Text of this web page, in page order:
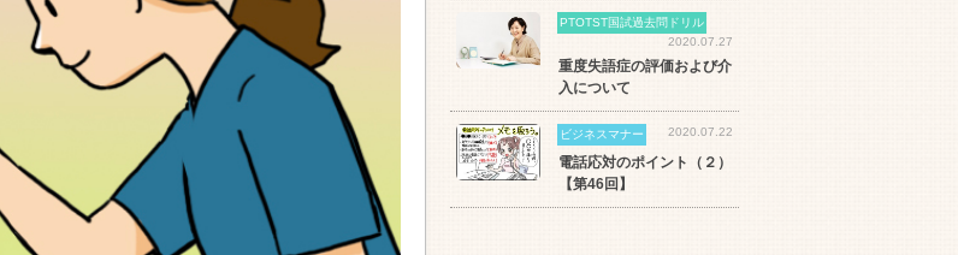
PTOTST国試過去問ドリル
2020.07.27
重度失語症の評価および介
入について
ビジネスマナー 2020.07.22
電話応対のポイント（２）
【第46回】